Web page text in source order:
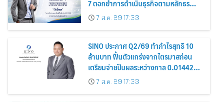
7 ตอกย้ำการดำเนินธุรกิจตามหลักธร
รมาภิบาล โปร่งใส สร้างความเชื่อมั่นผู้ถือ
หุ้น
7 ส.ค. 69 17:33
SINO ประกาศ Q2/69 ทำกำไรสุทธิ 10
ล้านบาท ฟื้นตัวแกร่งจากไตรมาสก่อน
เตรียมจ่ายปันผลระหว่างกาล 0.014423
บาทต่อหุ้น ครึ่งปีหลังมุ่งเติบโตต่อเนื่อง
7 ส.ค. 69 17:33